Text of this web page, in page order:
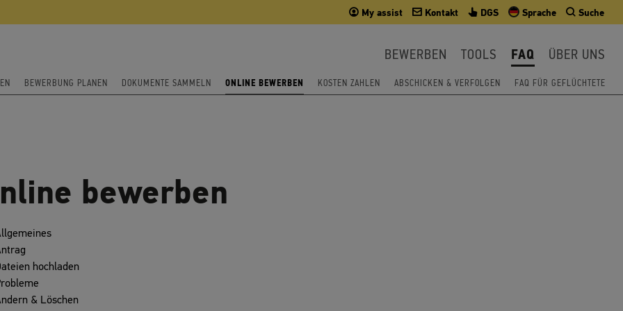
My assist Kontakt DGS Sprache Suche
BEWERBEN TOOLS FAQ ÜBER UNS
BEWERBUNG PLANEN DOKUMENTE SAMMELN ONLINE BEWERBEN KOSTEN ZAHLEN ABSCHICKEN & VERFOLGEN FAQ FÜR GEFLÜCHTETE
bewerben
hochladen
& Löschen